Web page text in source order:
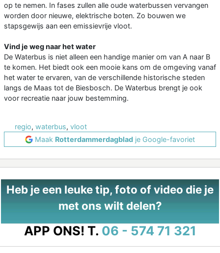
op te nemen. In fases zullen alle oude waterbussen vervangen
worden door nieuwe, elektrische boten. Zo bouwen we
stapsgewijs aan een emissievrije vloot.
Vind je weg naar het water
De Waterbus is niet alleen een handige manier om van A naar B
te komen. Het biedt ook een mooie kans om de omgeving vanaf
het water te ervaren, van de verschillende historische steden
langs de Maas tot de Biesbosch. De Waterbus brengt je ook
voor recreatie naar jouw bestemming.
regio, waterbus, vloot
Maak Rotterdammerdagblad je Google-favoriet
Heb je een leuke tip, foto of video die je
met ons wilt delen?
APP ONS! T. 06 - 574 71 321